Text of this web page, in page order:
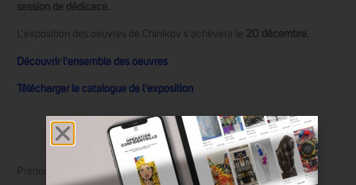
session de dédicace.
L'exposition des oeuvres de Chinikov s'achèvera le 20 décembre.
Découvrir l'ensemble des oeuvres
Télécharger le catalogue de l'exposition